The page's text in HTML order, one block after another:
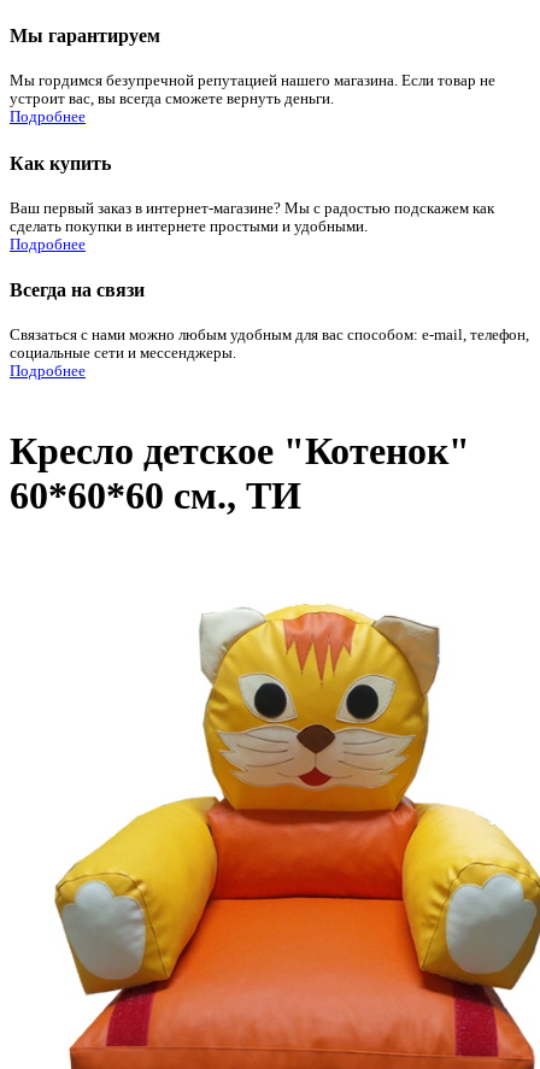
Мы гарантируем
Мы гордимся безупречной репутацией нашего магазина. Если товар не
устроит вас, вы всегда сможете вернуть деньги.
Подробнее
Как купить
Ваш первый заказ в интернет-магазине? Мы с радостью подскажем как
сделать покупки в интернете простыми и удобными.
Подробнее
Всегда на связи
Связаться с нами можно любым удобным для вас способом: e-mail, телефон,
социальные сети и мессенджеры.
Подробнее
Кресло детское "Котенок"
60*60*60 см., ТИ